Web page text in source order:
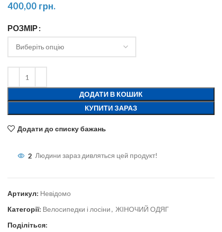
400,00 грн.
РОЗМІР
ДОДАТИ В КОШИК
КУПИТИ ЗАРАЗ
Додати до списку бажань
2 Людини зараз дивляться цей продукт!
Артикул: Невідомо
Категорії: Велосипедки і лосіни, ЖІНОЧИЙ ОДЯГ
Поділіться: